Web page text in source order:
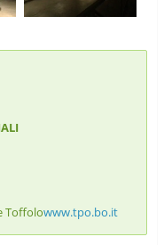
Toffolowww.tpo.bo.it